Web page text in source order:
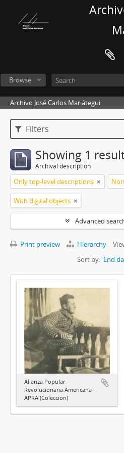
Browse
Archivo José Carlos Mariátegui
Filters
Showing 1
Archival description
Only top-level descriptions
With digital objects
Advanced
Print preview Hierarchy
Sort by: End
Alianza Popular
Revolucionaria Americana-
APRA (Colección)